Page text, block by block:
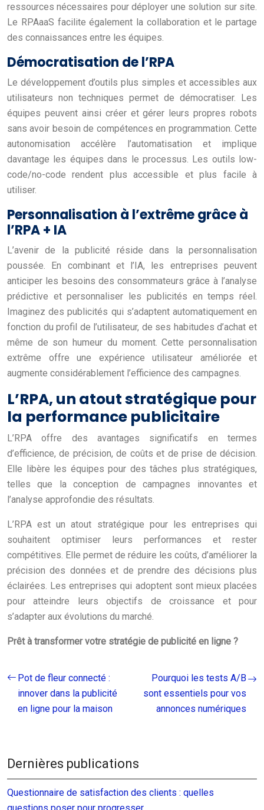
ressources nécessaires pour déployer une solution sur site.
Le RPAaaS facilite également la collaboration et le partage
des connaissances entre les équipes.
Démocratisation de l’RPA
Le développement d’outils plus simples et accessibles aux
utilisateurs non techniques permet de démocratiser. Les
équipes peuvent ainsi créer et gérer leurs propres robots
sans avoir besoin de compétences en programmation. Cette
autonomisation accélère l’automatisation et implique
davantage les équipes dans le processus. Les outils low-
code/no-code rendent plus accessible et plus facile à
utiliser.
Personnalisation à l’extrême grâce à
l’RPA + IA
L’avenir de la publicité réside dans la personnalisation
poussée. En combinant et l’IA, les entreprises peuvent
anticiper les besoins des consommateurs grâce à l’analyse
prédictive et personnaliser les publicités en temps réel.
Imaginez des publicités qui s’adaptent automatiquement en
fonction du profil de l’utilisateur, de ses habitudes d’achat et
même de son humeur du moment. Cette personnalisation
extrême offre une expérience utilisateur améliorée et
augmente considérablement l’efficience des campagnes.
L’RPA, un atout stratégique pour
la performance publicitaire
L’RPA offre des avantages significatifs en termes
d’efficience, de précision, de coûts et de prise de décision.
Elle libère les équipes pour des tâches plus stratégiques,
telles que la conception de campagnes innovantes et
l’analyse approfondie des résultats.
L’RPA est un atout stratégique pour les entreprises qui
souhaitent optimiser leurs performances et rester
compétitives. Elle permet de réduire les coûts, d’améliorer la
précision des données et de prendre des décisions plus
éclairées. Les entreprises qui adoptent sont mieux placées
pour atteindre leurs objectifs de croissance et pour
s’adapter aux évolutions du marché.
Prêt à transformer votre stratégie de publicité en ligne ?
Pot de fleur connecté :
innover dans la publicité
en ligne pour la maison
Pourquoi les tests A/B
sont essentiels pour vos
annonces numériques
Dernières publications
Questionnaire de satisfaction des clients : quelles